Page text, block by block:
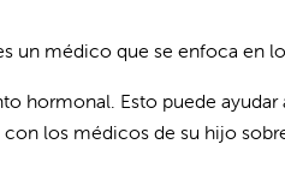
un médico que se enfoca en
hormonal. Esto puede
los médicos de su hijo